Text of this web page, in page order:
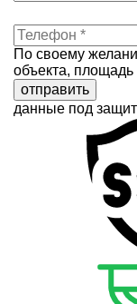
По своему
объекта, площадь
отправить
данные под